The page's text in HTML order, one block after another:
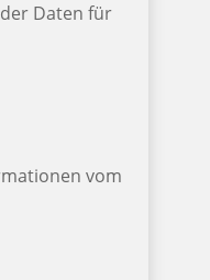
Daten für
vom